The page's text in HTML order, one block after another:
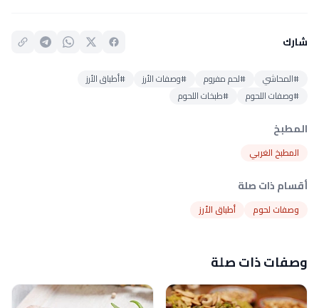
شارك
#المحاشي #لحم مفروم #وصفات الأرز
#أطباق الأرز
#وصفات اللحوم
#طبخات اللحوم
المطبخ
المطبخ الغربي
أقسام ذات صلة
وصفات لحوم أطباق الأرز
وصفات ذات صلة